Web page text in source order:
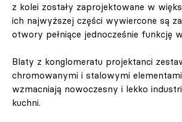
z kolei zostały zaprojektowane w
ich najwyższej części wywiercone są
otwory pełniące jednocześnie funkcję
Blaty z konglomeratu projektanci
chromowanymi i stalowymi
wzmacniają nowoczesny i lekko
kuchni.